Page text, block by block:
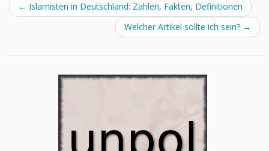
← Islamisten in Deutschland: Zahlen, Fakten, Definitionen
Welcher Artikel sollte ich sein? →